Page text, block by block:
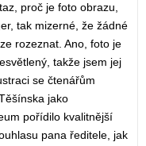
proč je foto obrazu,
tak mizerné, že žádné
rozeznat. Ano, foto je
takže jsem jej
se čtenářům
jako
pořídilo kvalitnější
pana ředitele, jak